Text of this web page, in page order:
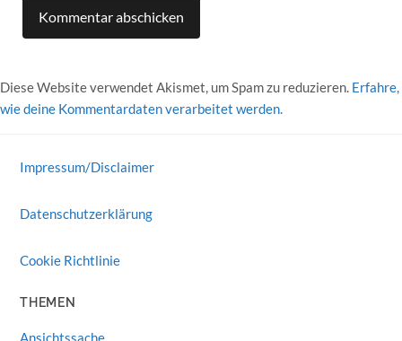
Diese Website verwendet Akismet, um Spam zu reduzieren. Erfahre,
wie deine Kommentardaten verarbeitet werden.
Impressum/Disclaimer
Datenschutzerklärung
Cookie Richtlinie
THEMEN
Ansichtssache